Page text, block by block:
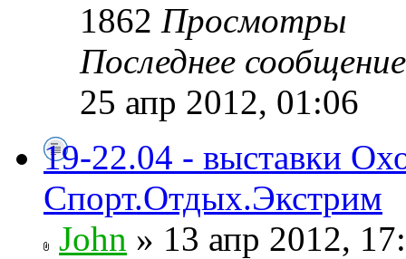
1862 Просмотры
Последнее
25 апр 2012, 01:06
19-22.04 - выставки
Спорт.Отдых.Экстрим
John » 13 апр 2012,